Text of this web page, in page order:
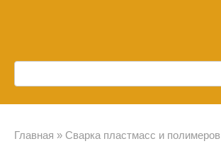
контенту
Главная » Сварка пластмасс и полимеров